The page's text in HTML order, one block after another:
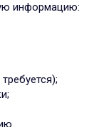
информацию: